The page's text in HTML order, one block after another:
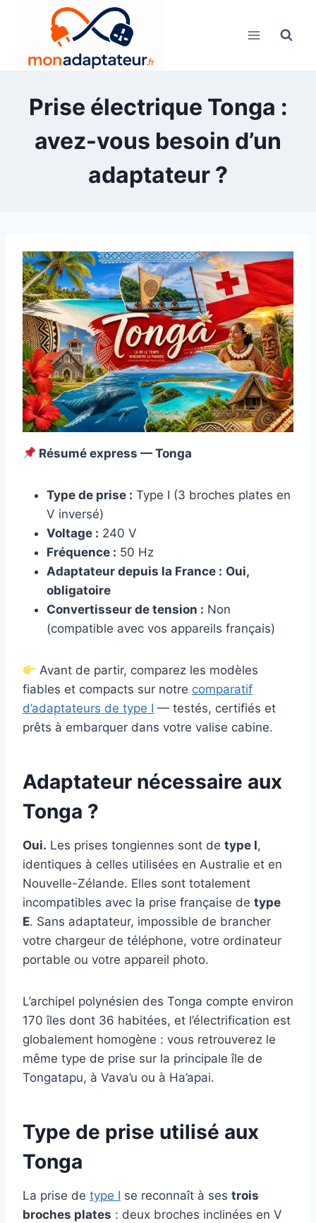
Prise électrique Tonga :
avez-vous besoin d’un
adaptateur ?
Résumé express — Tonga
Type de prise : Type I (3 broches plates en
V inversé)
Voltage : 240 V
Fréquence : 50 Hz
Adaptateur depuis la France : Oui,
obligatoire
Convertisseur de tension : Non
(compatible avec vos appareils français)
Avant de partir, comparez les modèles
fiables et compacts sur notre comparatif
d’adaptateurs de type I — testés, certifiés et
prêts à embarquer dans votre valise cabine.
Adaptateur nécessaire aux
Tonga ?
Oui. Les prises tongiennes sont de type I,
identiques à celles utilisées en Australie et en
Nouvelle-Zélande. Elles sont totalement
incompatibles avec la prise française de type
E. Sans adaptateur, impossible de brancher
votre chargeur de téléphone, votre ordinateur
portable ou votre appareil photo.
L’archipel polynésien des Tonga compte environ
170 îles dont 36 habitées, et l’électrification est
globalement homogène : vous retrouverez le
même type de prise sur la principale île de
Tongatapu, à Vava’u ou à Ha’apai.
Type de prise utilisé aux
Tonga
La prise de type I se reconnaît à ses trois
broches plates : deux broches inclinées en V